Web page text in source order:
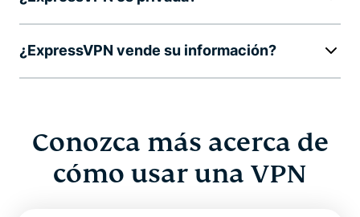
¿ExpressVPN vende su información?
Conozca más acerca de
cómo usar una VPN